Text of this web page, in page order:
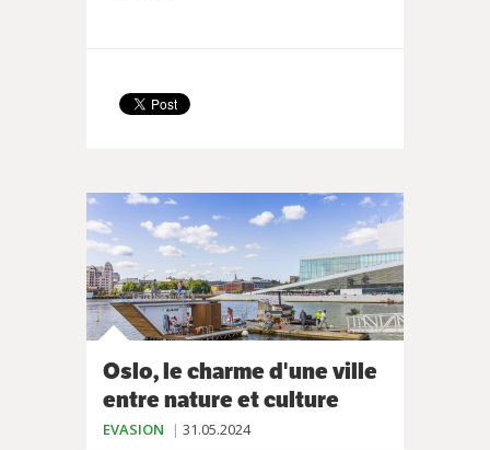
Oslo, le charme d'une ville
entre nature et culture
EVASION 31.05.2024